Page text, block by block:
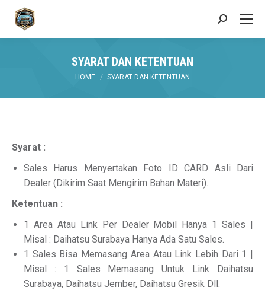
Search:
SYARAT DAN KETENTUAN
You are here:
HOME SYARAT DAN KETENTUAN
Syarat :
Sales Harus Menyertakan Foto ID CARD Asli Dari
Dealer (Dikirim Saat Mengirim Bahan Materi).
Ketentuan :
1 Area Atau Link Per Dealer Mobil Hanya 1 Sales |
Misal : Daihatsu Surabaya Hanya Ada Satu Sales.
1 Sales Bisa Memasang Area Atau Link Lebih Dari 1 |
Misal : 1 Sales Memasang Untuk Link Daihatsu
Surabaya, Daihatsu Jember, Daihatsu Gresik Dll.